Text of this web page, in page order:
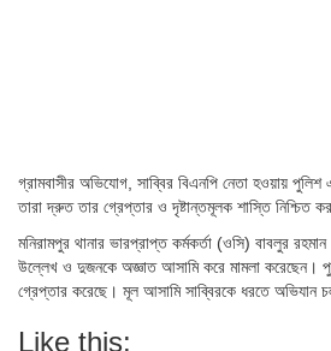
গ্রামবাসীর অভিযোগ, সাব্বির বিএনপি নেতা হওয়ায়
তারা দ্রুত তার গ্রেপ্তার ও দৃষ্টান্তমূলক শাস্তি নিশ্চিত
মনিরামপুর থানার ভারপ্রাপ্ত কর্মকর্তা (ওসি) বাবলুর
উল্লেখ ও দুজনকে অজ্ঞাত আসামি করে মামলা করেছেন।
গ্রেপ্তার করেছে। মূল আসামি সাব্বিরকে ধরতে অভিযান
Like this: